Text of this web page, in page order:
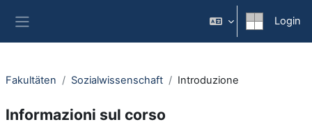
Login
Fakultäten Sozialwissenschaft Introduzione
Informazioni sul corso